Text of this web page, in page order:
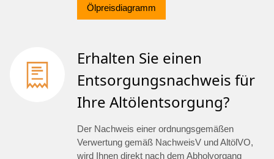
Ölpreisdiagramm
Erhalten Sie einen
Entsorgungsnachweis für
Ihre Altölentsorgung?
Der Nachweis einer ordnungsgemäßen
Verwertung gemäß NachweisV und AltölVO,
wird Ihnen direkt nach dem Abholvorgang